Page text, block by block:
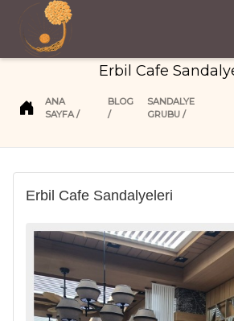
Erbil Cafe
ANA
SAYFA
BLOG
SANDALYE
GRUBU
Erbil Cafe Sandalyeleri